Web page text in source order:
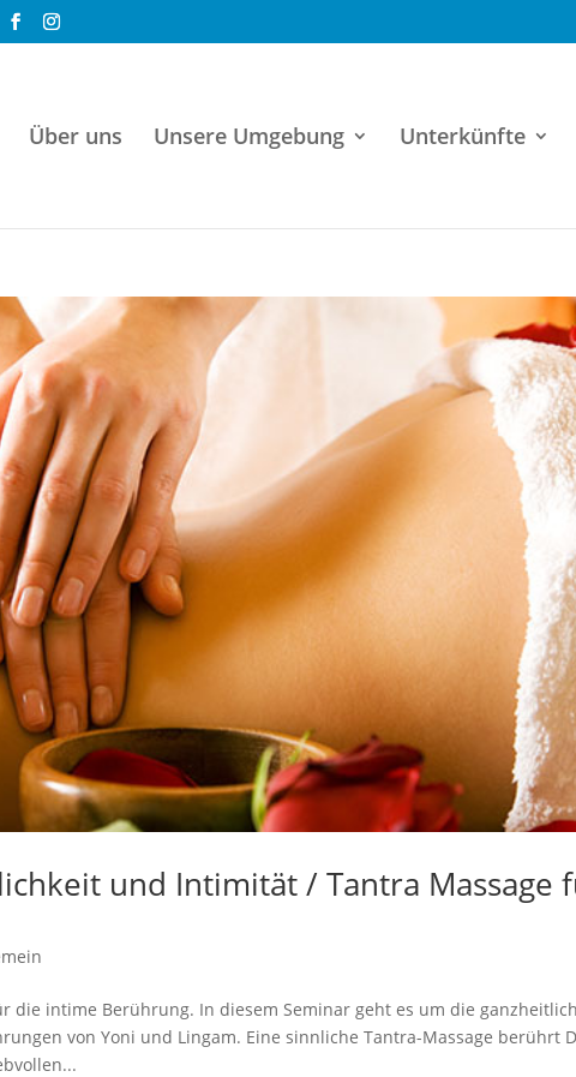
Über uns Unsere Umgebung Unterkünfte
und Intimität / Tantra Massage
die intime Berührung. In diesem Seminar geht es um die
von Yoni und Lingam. Eine sinnliche Tantra-Massage berührt